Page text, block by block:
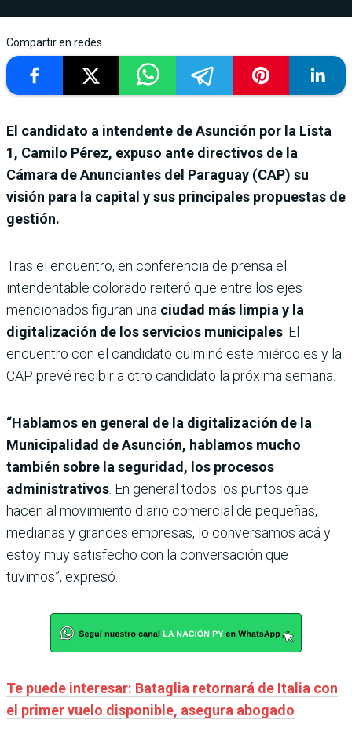
Compartir en redes
El candidato a intendente de Asunción por la Lista
1, Camilo Pérez, expuso ante directivos de la
Cámara de Anunciantes del Paraguay (CAP) su
visión para la capital y sus principales propuestas de
gestión.
Tras el encuentro, en conferencia de prensa el
intendentable colorado reiteró que entre los ejes
mencionados figuran una ciudad más limpia y la
digitalización de los servicios municipales. El
encuentro con el candidato culminó este miércoles y la
CAP prevé recibir a otro candidato la próxima semana.
“Hablamos en general de la digitalización de la
Municipalidad de Asunción, hablamos mucho
también sobre la seguridad, los procesos
administrativos. En general todos los puntos que
hacen al movimiento diario comercial de pequeñas,
medianas y grandes empresas, lo conversamos acá y
estoy muy satisfecho con la conversación que
tuvimos”, expresó.
Te puede interesar: Bataglia retornará de Italia con
el primer vuelo disponible, asegura abogado